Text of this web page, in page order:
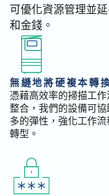
可優化資源管理並
和金錢。
無縫地將硬複本轉
憑藉高效率的掃描工
整合，我們的設備可
多的彈性，強化工作
轉型。